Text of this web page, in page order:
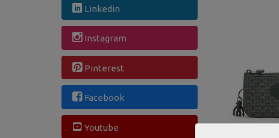
Linkedin
Instagram
Pinterest
Facebook
Youtube